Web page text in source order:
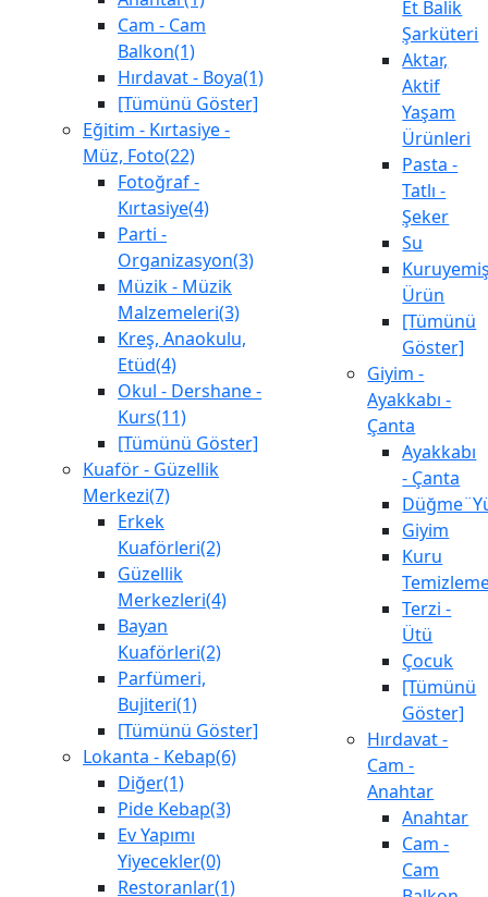
Cam - Cam
Balkon(1)
Hırdavat - Boya(1)
[Tümünü Göster]
Eğitim - Kırtasiye -
Müz, Foto(22)
Fotoğraf -
Kırtasiye(4)
Parti -
Organizasyon(3)
Müzik - Müzik
Malzemeleri(3)
Kreş, Anaokulu,
Etüd(4)
Okul - Dershane -
Kurs(11)
[Tümünü Göster]
Kuaför - Güzellik
Merkezi(7)
Erkek
Kuaförleri(2)
Güzellik
Merkezleri(4)
Bayan
Kuaförleri(2)
Parfümeri,
Bujiteri(1)
[Tümünü Göster]
Lokanta - Kebap(6)
Diğer(1)
Pide Kebap(3)
Ev Yapımı
Yiyecekler(0)
Restoranlar(1)
Et Balik
Şarküteri
Aktar,
Aktif
Yaşam
Ürünleri
Pasta -
Tatlı -
Şeker
Su
Ürün
[Tümünü
Göster]
Giyim -
Ayakkabı -
Çanta
Ayakkabı
- Çanta
Giyim
Kuru
Terzi -
Ütü
Çocuk
[Tümünü
Göster]
Hırdavat -
Cam -
Anahtar
Anahtar
Cam -
Cam